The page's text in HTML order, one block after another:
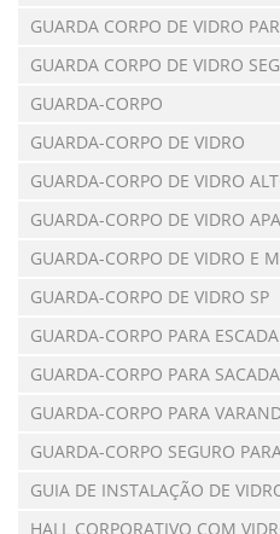
GUARDA CORPO DE VIDRO
GUARDA CORPO DE VIDRO
GUARDA-CORPO
GUARDA-CORPO DE VIDRO
GUARDA-CORPO DE VIDRO
GUARDA-CORPO DE VIDRO
GUARDA-CORPO DE VIDRO E
GUARDA-CORPO DE VIDRO SP
GUARDA-CORPO PARA ESCADA
GUARDA-CORPO PARA SACADA
GUARDA-CORPO PARA
GUARDA-CORPO SEGURO
GUIA DE INSTALAÇÃO DE
HALL CORPORATIVO COM